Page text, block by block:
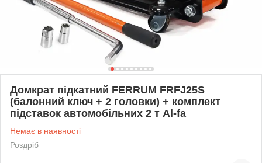
Домкрат підкатний FERRUM FRFJ25S
(балонний ключ + 2 головки) + комплект
підставок автомобільних 2 т Al-fa
Немає в наявності
Роздріб